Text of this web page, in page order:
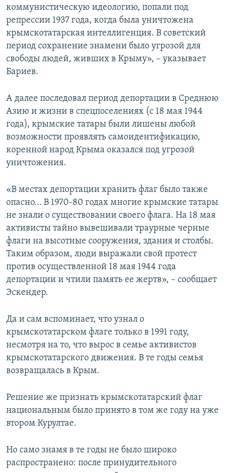
коммунистическую идеологию, попали под
репрессии 1937 года, когда была уничтожена
крымскотатарская интеллигенция. В советский
период сохранение знамени было угрозой для
свободы людей, живших в Крыму», – указывает
Бариев.
А далее последовал период депортации в Среднюю
Азию и жизни в спецпоселениях (с 18 мая 1944
года), крымские татары были лишены любой
возможности проявлять самоидентификацию,
коренной народ Крыма оказался под угрозой
уничтожения.
«В местах депортации хранить флаг было также
опасно… В 1970-80 годах многие крымские татары
не знали о существовании своего флага. На 18 мая
активисты тайно вывешивали траурные черные
флаги на высотные сооружения, здания и столбы.
Таким образом, люди выражали свой протест
против осуществленной 18 мая 1944 года
депортации и чтили память ее жертв», – сообщает
Эскендер.
Да и сам вспоминает, что узнал о
крымскотатарском флаге только в 1991 году,
несмотря на то, что вырос в семье активистов
крымскотатарского движения. В те годы семья
возвращалась в Крым.
Решение же признать крымскотатарский флаг
национальным было принято в том же году на уже
втором Курултае.
Но само знамя в те годы не было широко
распространено: после принудительного